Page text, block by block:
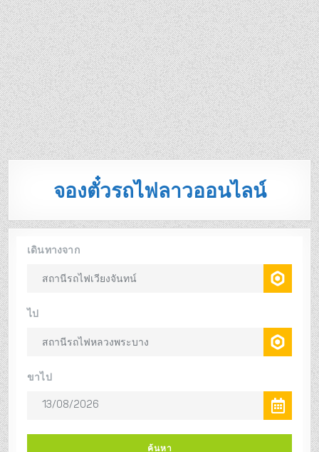
จองตั๋วรถไฟลาวออนไลน์